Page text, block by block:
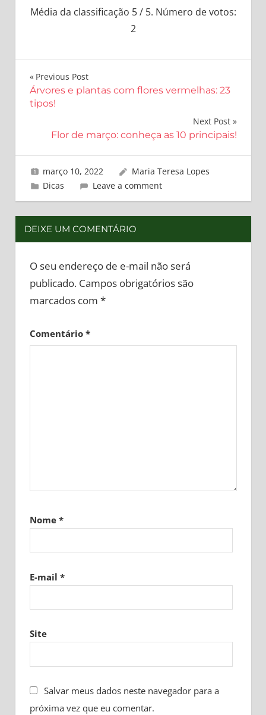
Média da classificação 5/ 5. Número de votos:
2
Navegação
de
Post
Previous Post
Árvores e plantas com flores vermelhas: 23
tipos!
Next Post
Flor de março: conheça as 10 principais!
março 10, 2022
Maria Teresa Lopes
Dicas
Leave a comment
DEIXE UM COMENTÁRIO
O seu endereço de e-mail não será
publicado. Campos obrigatórios são
marcados com *
Comentário *
Nome *
E-mail *
Site
Salvar meus dados neste navegador para a
próxima vez que eu comentar.